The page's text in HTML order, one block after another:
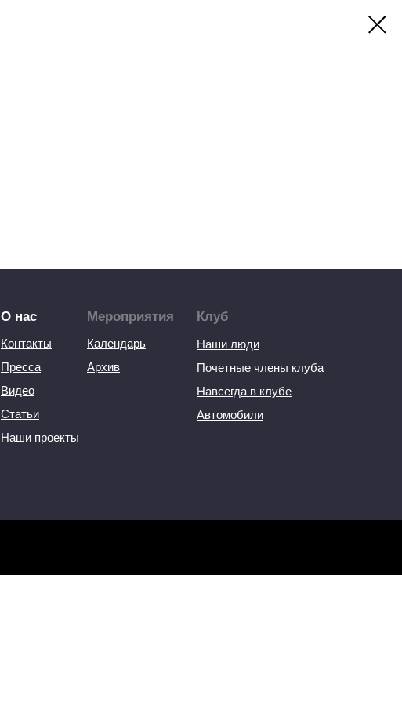
Статьи
Контакты
Наши проекты
Пресса
Видео
Наши люди
Клуб
Календарь
Мероприятия
О нас
Архив
Навсегда в клубе
Почетные члены клуба
Автомобили